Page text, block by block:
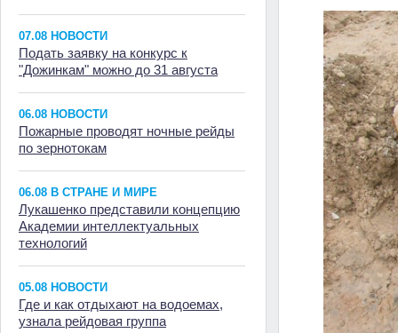
07.08 НОВОСТИ
Подать заявку на конкурс к
"Дожинкам" можно до 31 августа
06.08 НОВОСТИ
Пожарные проводят ночные рейды
по зернотокам
06.08 В СТРАНЕ И МИРЕ
Лукашенко представили концепцию
Академии интеллектуальных
технологий
05.08 НОВОСТИ
Где и как отдыхают на водоемах,
узнала рейдовая группа